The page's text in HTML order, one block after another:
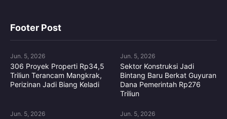
Footer Post
Jun. 5, 2026
306 Proyek Properti Rp34,5
Triliun Terancam Mangkrak,
Perizinan Jadi Biang Keladi
Jun. 5, 2026
Sektor Konstruksi Jadi
Bintang Baru Berkat Guyuran
Dana Pemerintah Rp276
Triliun
Jun. 5, 2026 Jun. 5, 2026